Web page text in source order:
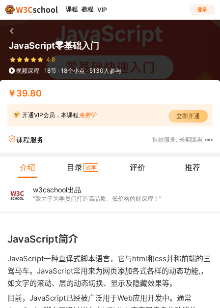
课程 教程 VIP 登录
JavaScript零基础入门
4.8
视频课程
18节 · 18个小点 · 5130人参与
￥39.80
开通VIP会员，本课程 免费学 立即开通
课程服务 退款服务 长期回看
介绍 目录 试学 评价 推荐
w3cschool出品
“致力于为学员们打造高品质、低价格的好课程！”
JavaScript简介
JavaScript一种直译式脚本语言，它与html和css并称前端的三
驾马车。JavaScript常用来为网页添加各式各样的动态功能,，
如文字的滚动、层的动态切换、显示及隐藏效果等。
目前，JavaScript已经被广泛用于Web应用开发中。通常